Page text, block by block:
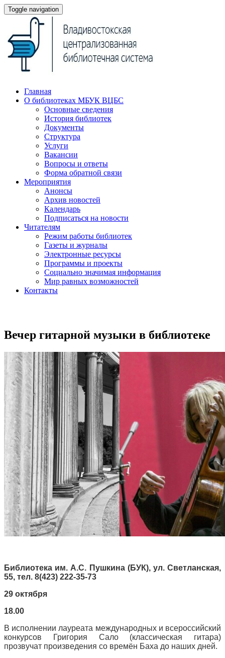
Toggle navigation
Главная
О библиотеках МБУК ВЦБС
Основные сведения
История библиотек
Документы
Структура
Услуги
Вакансии
Вопросы и ответы
Форма обратной связи
Мероприятия
Анонсы
Архив новостей
Календарь
Подписаться на новости
Читателям
Режим работы библиотек
Газеты и журналы
Электронные ресурсы
Программы и проекты
Социально значимая информация
Мир равных возможностей
Контакты
Вечер гитарной музыки в библиотеке
Библиотека им. А.С. Пушкина (БУК), ул. Светланская,
55, тел. 8(423) 222-35-73
29 октября
18.00
В исполнении лауреата международных и всероссийский
конкурсов Григория Сало (классическая гитара)
прозвучат произведения со времён Баха до наших дней.